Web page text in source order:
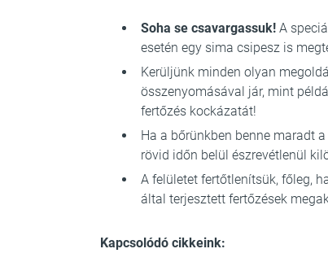
Soha se csavargassuk! A
esetén egy sima csipesz is
Kerüljünk minden olyan
összenyomásával jár, mint
fertőzés kockázatát!
Ha a bőrünkben benne maradt
rövid időn belül észrevétlenül
A felületet fertőtlenítsük, főleg,
által terjesztett fertőzések
Kapcsolódó cikkeink: